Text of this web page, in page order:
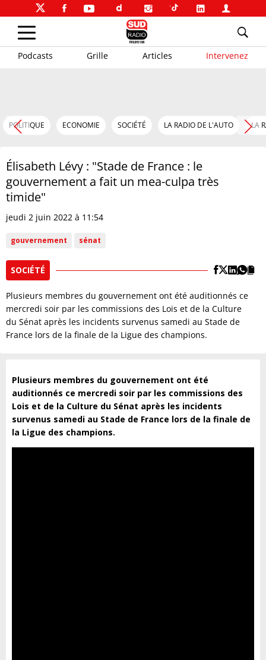
Podcasts Grille Articles Intervenez
POLITIQUE ECONOMIE SOCIÉTÉ LA RADIO DE L'AUTO LA
Élisabeth Lévy : "Stade de France : le
gouvernement a fait un mea-culpa très
timide"
jeudi 2 juin 2022 à 11:54
gouvernement sénat
SOCIÉTÉ
Plusieurs membres du gouvernement ont été auditionnés ce
mercredi soir par les commissions des Lois et de la Culture
du Sénat après les incidents survenus samedi au Stade de
France lors de la finale de la Ligue des champions.
Plusieurs membres du gouvernement ont été
auditionnés ce mercredi soir par les commissions des
Lois et de la Culture du Sénat après les incidents
survenus samedi au Stade de France lors de la finale de
la Ligue des champions.